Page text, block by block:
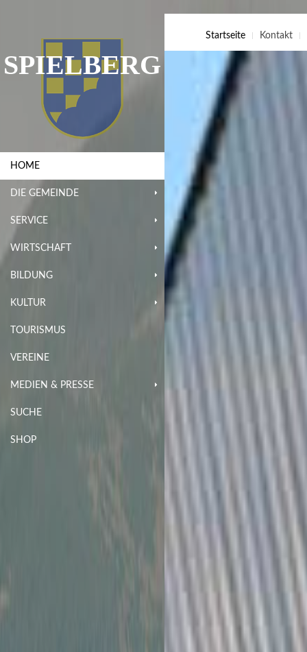
SPIELBERG
HOME
DIE GEMEINDE
SERVICE
WIRTSCHAFT
BILDUNG
KULTUR
TOURISMUS
VEREINE
MEDIEN & PRESSE
SUCHE
SHOP
Startseite Kontakt